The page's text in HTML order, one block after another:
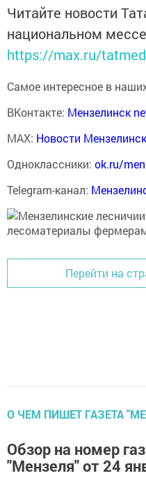
Читайте новости
национальном
https://max.ru/
Самое интересное в
ВКонтакте: Мензелинск
MAX: Новости
Одноклассники: ok.ru/
Telegram-канал:
Перейти на
О ЧЕМ ПИШЕТ ГАЗЕТА
Обзор на номер
"Мензеля" от 24